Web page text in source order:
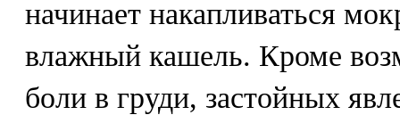
начинает накапливаться
влажный кашель. Кроме
боли в груди, застойных